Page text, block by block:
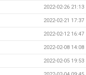
2022-02-26 21:13
2022-02-21 17:37
2022-02-12 16:47
2022-02-08 14:08
2022-02-05 19:53